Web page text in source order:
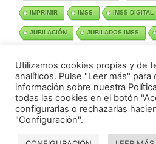
IMPRIMIR IMSS IMSS DIGITAL
JUBILACIÓN JUBILADOS IMSS
PENSION POR CESANTIA PENSION
PENSIÓN CESANTIA PRESTAMO
Utilizamos cookies propias y de
analíticos. Pulse "Leer más" para
información sobre nuestra
todas las cookies en el botón
configurarlas o rechazarlas
"Configuración".